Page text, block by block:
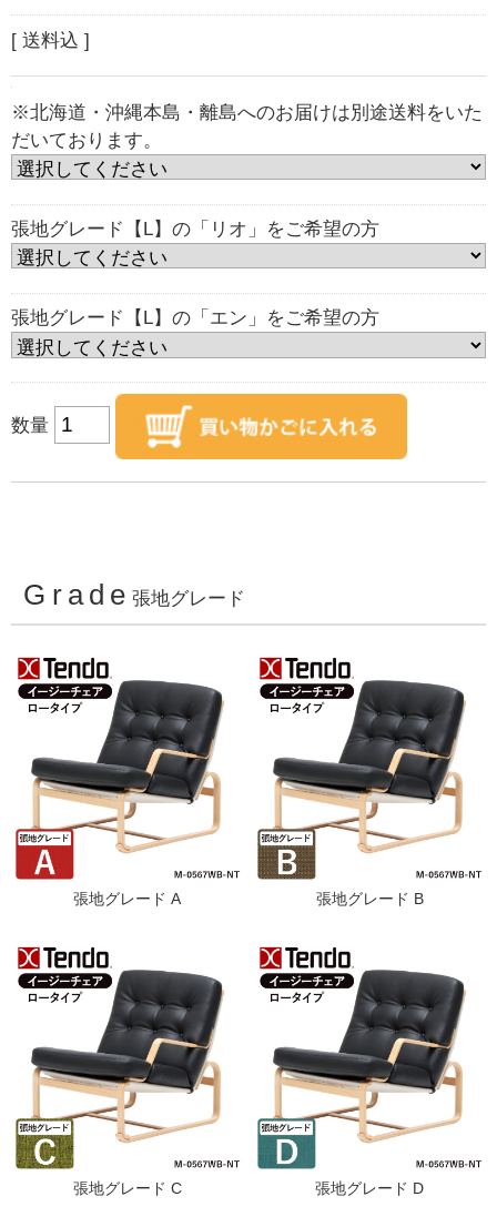
[ 送料込 ]
※北海道・沖縄本島・離島へのお届けは別途送料をいた
だいております。
張地グレード【L】の「リオ」をご希望の方
張地グレード【L】の「エン」をご希望の方
数量
Grade 張地グレード
張地グレード A 張地グレード B
張地グレード C 張地グレード D